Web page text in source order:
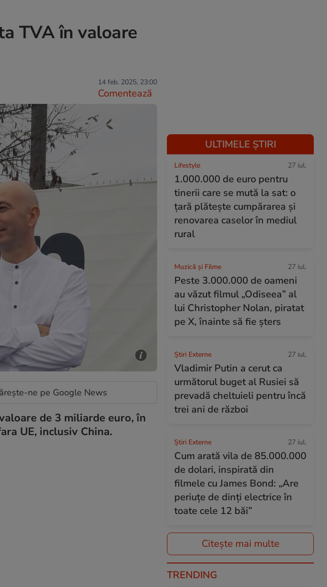
TVA în valoare
14 feb. 2025, 23:00
Comentează
ne pe Google News
de 3 miliarde euro, în
UE, inclusiv China.
ULTIMELE ȘTIRI
Lifestyle 27 iul.
1.000.000 de euro pentru
tinerii care se mută la sat: o
țară plătește cumpărarea și
renovarea caselor în mediul
rural
Muzică și Filme 27 iul.
Peste 3.000.000 de oameni
au văzut filmul „Odiseea” al
lui Christopher Nolan, piratat
pe X, înainte să fie șters
Știri Externe 27 iul.
Vladimir Putin a cerut ca
următorul buget al Rusiei să
prevadă cheltuieli pentru încă
trei ani de război
Știri Externe 27 iul.
Cum arată vila de 85.000.000
de dolari, inspirată din
filmele cu James Bond: „Are
periuțe de dinți electrice în
toate cele 12 băi”
Citește mai multe
TRENDING